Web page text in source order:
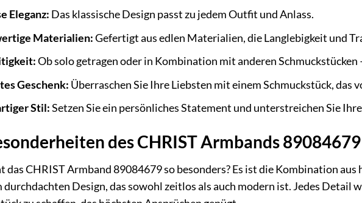
Eleganz: Das klassische Design passt zu jedem Outfit und Anlass.
Materialien:Gefertigt aus edlen Materialien, die Langlebigkeit und
Ob solo getragen oder in Kombination mit anderen
Geschenk: Überraschen Sie Ihre Liebsten mit einem Schmuckstück, das
Stil:Setzen Sie ein persönliches Statement und unterstreichen Sie
des CHRIST Armbands
das CHRIST Armband 89084679 so besonders? Es ist die Kombination
durchdachten Design, das sowohl zeitlos als auch modern ist. Jedes Detail